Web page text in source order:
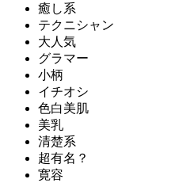
癒し系
テクニシャン
大人気
グラマー
小柄
イチオシ
色白美肌
美乳
清楚系
超有名？
寛容